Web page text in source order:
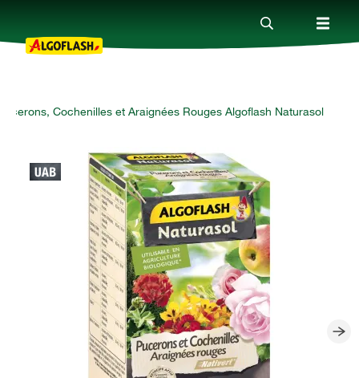
Nos produits
Conseils
Qui sommes-nous ?
Cochenilles et Araignées Rouges Algoflash Naturasol